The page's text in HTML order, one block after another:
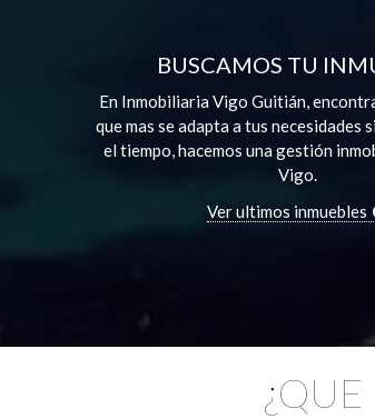
BUSCAMOS TU
En Inmobiliaria Vigo Guitián,
que mas se adapta a tus necesidades
el tiempo, hacemos una gestión
Vigo.
Ver ultimos inmuebles